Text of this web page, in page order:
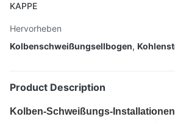
KAPPE
Hervorheben
Kolbenschweißungsellbogen,
Product Description
Kolben-Schweißungs-